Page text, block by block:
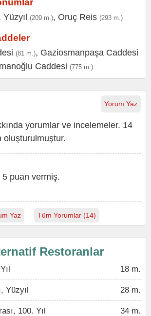
Yüzyıl (209 m.), Oruç Reis (293 m.)
(81 m.), Gaziosmanpaşa Caddesi
Caddesi (775 m.)
Yorum Yaz
yorumlar ve incelemeler. 14
oluşturulmuştur.
5 puan vermiş.
Yaz Tüm Yorumlar (14)
Restoranlar
18 m.
Yüzyıl 28 m.
100. Yıl 34 m.